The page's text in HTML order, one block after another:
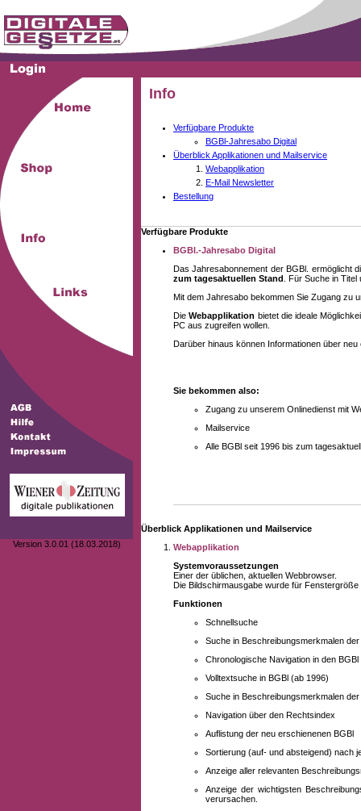
Version 3.0.01 (18.03.2018)
Info
Verfügbare Produkte
BGBl-Jahresabo Digital
Überblick Applikationen und Mailservice
Webapplikation
E-Mail Newsletter
Bestellung
Verfügbare Produkte
BGBl.-Jahresabo Digital
Das Jahresabonnement der BGBl. ermöglicht
zum tagesaktuellen Stand . Für Suche in
Mit dem Jahresabo bekommen Sie Zugang zu
DieWebapplikation bietet die ideale
PC aus zugreifen wollen.
Darüber hinaus können Informationen über
Sie bekommen also:
Zugang zu unserem Onlinedienst mit
Mailservice
Alle BGBl seit 1996 bis zum
Überblick Applikationen und Mailservice
Webapplikation
Systemvoraussetzungen
Einer der üblichen, aktuellen Webbrowser.
Die Bildschirmausgabe wurde für
Funktionen
Schnellsuche
Suche in Beschreibungsmerkmalen
Chronologische Navigation in den BGBl
Volltextsuche in BGBl (ab 1996)
Suche in Beschreibungsmerkmalen
Navigation über den Rechtsindex
Auflistung der neu erschienenen BGBl
Sortierung (auf- und absteigend) nach
Anzeige aller relevanten
Anzeige der wichtigsten
verursachen.